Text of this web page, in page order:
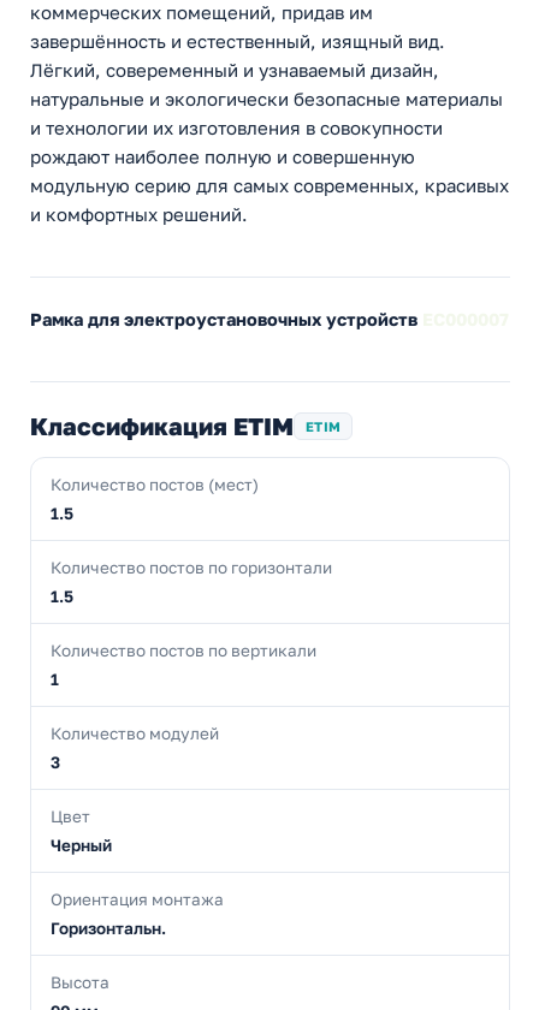
коммерческих помещений, придав им
завершённость и естественный, изящный вид.
Лёгкий, совеременный и узнаваемый дизайн,
натуральные и экологически безопасные материалы
и технологии их изготовления в совокупности
рождают наиболее полную и совершенную
модульную серию для самых современных, красивых
и комфортных решений.
Рамка для электроустановочных устройств
Классификация ETIM ETIM
Количество постов (мест)
1.5
Количество постов по горизонтали
1.5
Количество постов по вертикали
1
Количество модулей
3
Цвет
Черный
Ориентация монтажа
Горизонтальн.
Высота